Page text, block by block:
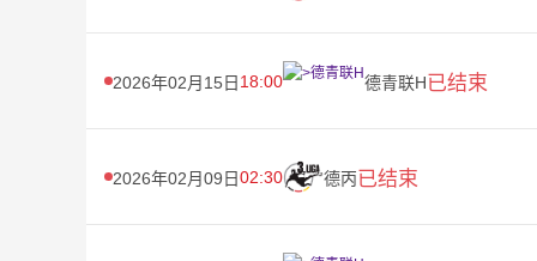
2026年02月15日18:00 德青联H已结束
2026年02月09日02:30 德丙已结束